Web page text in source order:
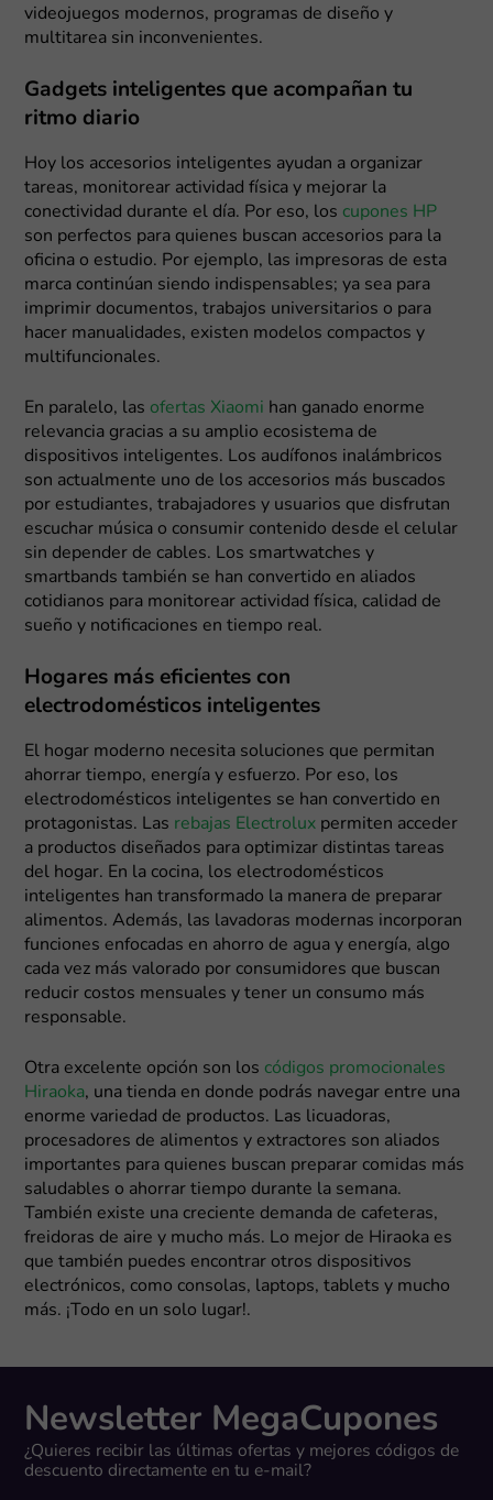
videojuegos modernos, programas de diseño y
multitarea sin inconvenientes.
Gadgets inteligentes que acompañan tu
ritmo diario
Hoy los accesorios inteligentes ayudan a organizar
tareas, monitorear actividad física y mejorar la
conectividad durante el día. Por eso, los cupones HP
son perfectos para quienes buscan accesorios para la
oficina o estudio. Por ejemplo, las impresoras de esta
marca continúan siendo indispensables; ya sea para
imprimir documentos, trabajos universitarios o para
hacer manualidades, existen modelos compactos y
multifuncionales.
En paralelo, las ofertas Xiaomi han ganado enorme
relevancia gracias a su amplio ecosistema de
dispositivos inteligentes. Los audífonos inalámbricos
son actualmente uno de los accesorios más buscados
por estudiantes, trabajadores y usuarios que disfrutan
escuchar música o consumir contenido desde el celular
sin depender de cables. Los smartwatches y
smartbands también se han convertido en aliados
cotidianos para monitorear actividad física, calidad de
sueño y notificaciones en tiempo real.
Hogares más eficientes con
electrodomésticos inteligentes
El hogar moderno necesita soluciones que permitan
ahorrar tiempo, energía y esfuerzo. Por eso, los
electrodomésticos inteligentes se han convertido en
protagonistas. Las rebajas Electrolux permiten acceder
a productos diseñados para optimizar distintas tareas
del hogar. En la cocina, los electrodomésticos
inteligentes han transformado la manera de preparar
alimentos. Además, las lavadoras modernas incorporan
funciones enfocadas en ahorro de agua y energía, algo
cada vez más valorado por consumidores que buscan
reducir costos mensuales y tener un consumo más
responsable.
Otra excelente opción son los códigos promocionales
Hiraoka, una tienda en donde podrás navegar entre una
enorme variedad de productos. Las licuadoras,
procesadores de alimentos y extractores son aliados
importantes para quienes buscan preparar comidas más
saludables o ahorrar tiempo durante la semana.
También existe una creciente demanda de cafeteras,
freidoras de aire y mucho más. Lo mejor de Hiraoka es
que también puedes encontrar otros dispositivos
electrónicos, como consolas, laptops, tablets y mucho
más. ¡Todo en un solo lugar!.
Newsletter MegaCupones
¿Quieres recibir las últimas ofertas y mejores códigos de
descuento directamente en tu e-mail?